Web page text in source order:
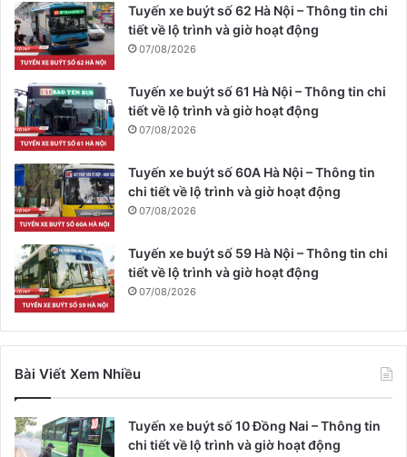
Tuyến xe buýt số 62 Hà Nội – Thông tin chi
tiết về lộ trình và giờ hoạt động
07/08/2026
Tuyến xe buýt số 61 Hà Nội – Thông tin chi
tiết về lộ trình và giờ hoạt động
07/08/2026
Tuyến xe buýt số 60A Hà Nội – Thông tin
chi tiết về lộ trình và giờ hoạt động
07/08/2026
Tuyến xe buýt số 59 Hà Nội – Thông tin chi
tiết về lộ trình và giờ hoạt động
07/08/2026
Bài Viết Xem Nhiều
Tuyến xe buýt số 10 Đồng Nai – Thông tin
chi tiết về lộ trình và giờ hoạt động